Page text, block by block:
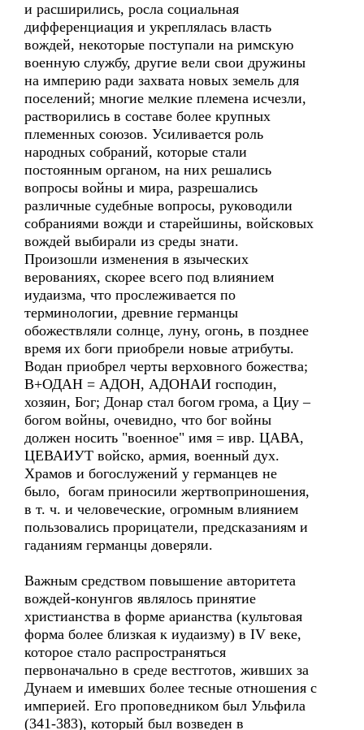
и расширились, росла социальная
дифференциация и укреплялась власть
вождей, некоторые поступали на римскую
военную службу, другие вели свои дружины
на империю ради захвата новых земель для
поселений; многие мелкие племена исчезли,
растворились в составе более крупных
племенных союзов. Усиливается роль
народных собраний, которые стали
постоянным органом, на них решались
вопросы войны и мира, разрешались
различные судебные вопросы, руководили
собраниями вожди и старейшины, войсковых
вождей выбирали из среды знати.
Произошли изменения в языческих
верованиях, скорее всего под влиянием
иудаизма, что прослеживается по
терминологии, древние германцы
обожествляли солнце, луну, огонь, в позднее
время их боги приобрели новые атрибуты.
Водан приобрел черты верховного божества;
В+ОДАН = АДОН, АДОНАИ господин,
хозяин, Бог; Донар стал богом грома, а Циу –
богом войны, очевидно, что бог войны
должен носить "военное" имя = ивр. ЦАВА,
ЦЕВАИУТ войско, армия, военный дух.
Храмов и богослужений у германцев не
было, богам приносили жертвоприношения,
в т. ч. и человеческие, огромным влиянием
пользовались прорицатели, предсказаниям и
гаданиям германцы доверяли.
Важным средством повышение авторитета
вождей-конунгов являлось принятие
христианства в форме арианства (культовая
форма более близкая к иудаизму) в IV веке,
которое стало распространяться
первоначально в среде вестготов, живших за
Дунаем и имевших более тесные отношения с
империей. Его проповедником был Ульфила
(341-383), который был возведен в